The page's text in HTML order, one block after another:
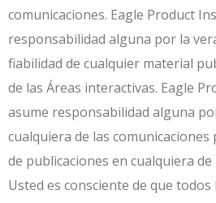
comunicaciones. Eagle Product
responsabilidad alguna por la
fiabilidad de cualquier material
de las Áreas interactivas. Eagle
asume responsabilidad alguna
cualquiera de las comunicaciones
de publicaciones en cualquiera
Usted es consciente de que